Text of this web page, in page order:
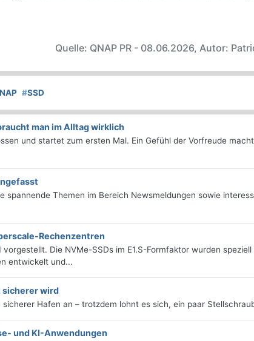
Quelle: QNAP PR - 08.06.2026, Autor:
#SSD
man im Alltag wirklich
und startet zum ersten Mal. Ein Gefühl der Vorfreude
spannende Themen im Bereich Newsmeldungen sowie
Rechenzentren
Die NVMe-SSDs im E1.S-Formfaktor wurden
entwickelt und...
sicherer wird
Hafen an – trotzdem lohnt es sich, ein paar
und KI-Anwendungen